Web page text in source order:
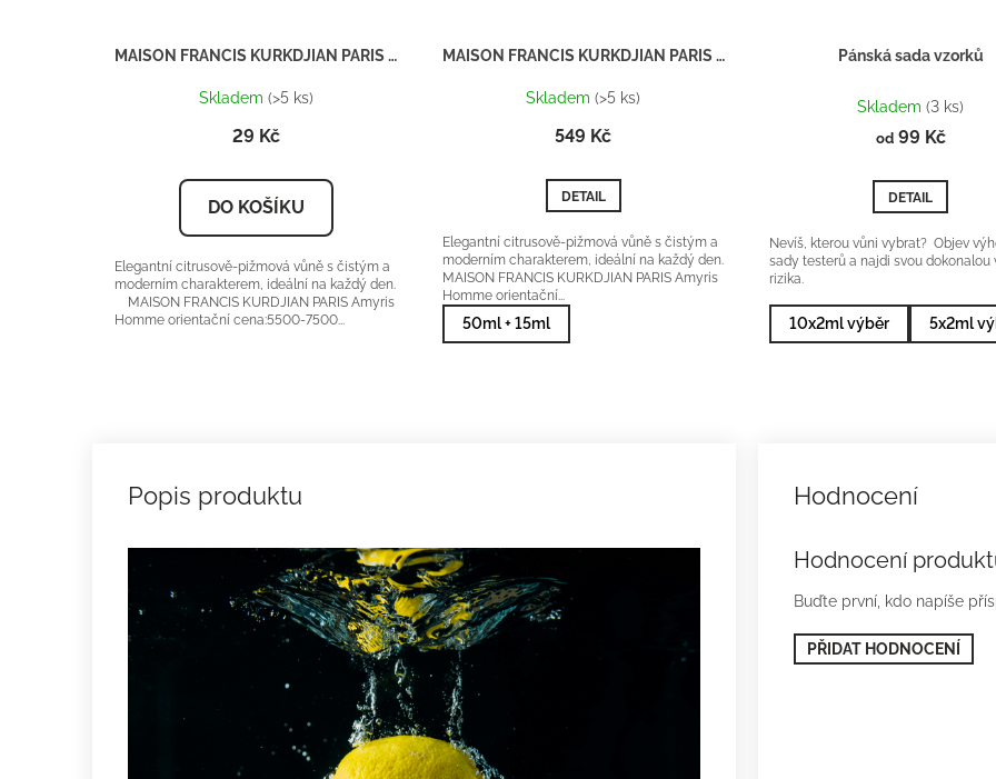
MAISON FRANCIS KURKDJIAN PARIS Amyris homme - Inspirace H135 - tester 2ml
Skladem (>5 ks)
29 Kč
DO KOŠÍKU
Elegantní citrusově-pižmová vůně s čistým a
moderním charakterem, ideální na každý den.
MAISON FRANCIS KURDJIAN PARIS Amyris
Homme orientační cena:5500-7500...
MAISON FRANCIS KURKDJIAN PARIS Amyris homme - Inspirace H135 - Dárkový balíček
Skladem(>5 ks)
549 Kč
DETAIL
Elegantní citrusově-pižmová vůně s čistým a
moderním charakterem, ideální na každý den.
MAISON FRANCIS KURKDJIAN PARIS Amyris
Homme orientační...
50ml + 15ml
Pánská sada vzorků
hodnocení
je
z
5
Skladem(3 ks)
od99 Kč
DETAIL
Nevíš, kterou vůni vybrat? Objev
sady testerů a najdi svou dokonalou
rizika.
10x2ml výběr 5x2ml
Hodnocení
Buďte první, kdo napíše
PŘIDAT HODNOCENÍ